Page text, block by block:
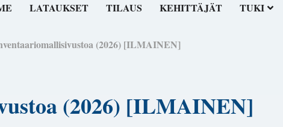
LATAUKSET TILAUS KEHITTÄJÄT TUKI
(2026) [ILMAINEN]
(2026) [ILMAINEN]